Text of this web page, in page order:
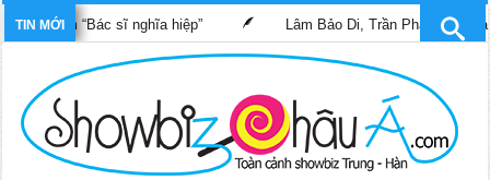
TIN MỚI
phim “Bác sĩ nghĩa hiệp” Lâm Bảo Di, Trần Pháp Dung tái